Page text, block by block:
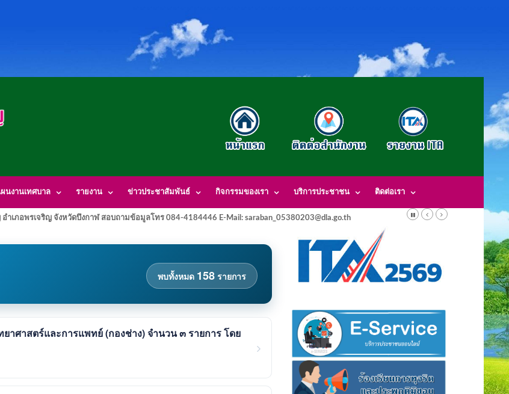
นงานเทศบาล รายงาน ข่าวประชาสัมพันธ์ กิจกรรมของเรา บริการประชาชน ติดต่อเรา
ำเภอพรเจริญ จังหวัดบึงกาฬ สอบถามข้อมูลโทร 084-4184446 E-Mail: saraban_05380203@dla.go.th
พบทั้งหมด 158รายการ
ศาสตร์และการแพทย์ (กองช่าง) จำนวน ๓ รายการ โดย